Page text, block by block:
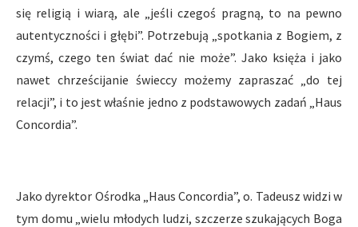
się religią i wiarą, ale „jeśli czegoś pragną, to na pewno
autentyczności i głębi”. Potrzebują „spotkania z Bogiem, z
czymś, czego ten świat dać nie może”. Jako księża i jako
nawet chrześcijanie świeccy możemy zapraszać „do tej
relacji”, i to jest właśnie jedno z podstawowych zadań „Haus
Concordia”.
Jako dyrektor Ośrodka „Haus Concordia”, o. Tadeusz widzi w
tym domu „wielu młodych ludzi, szczerze szukających Boga